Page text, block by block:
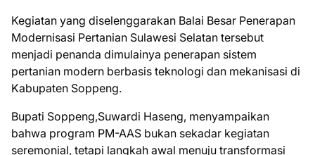
Kegiatan yang diselenggarakan Balai Besar Penerapan
Modernisasi Pertanian Sulawesi Selatan tersebut
menjadi penanda dimulainya penerapan sistem
pertanian modern berbasis teknologi dan mekanisasi di
Kabupaten Soppeng.
Bupati Soppeng,Suwardi Haseng, menyampaikan
bahwa program PM-AAS bukan sekadar kegiatan
seremonial, tetapi langkah awal menuju transformasi